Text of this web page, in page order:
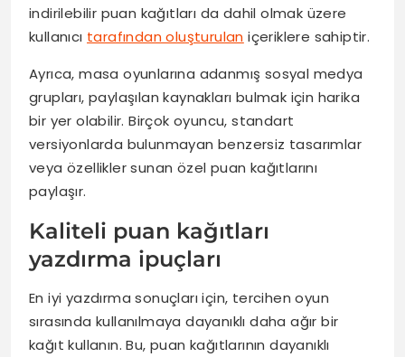
indirilebilir puan kağıtları da dahil olmak üzere
kullanıcı tarafından oluşturulan içeriklere sahiptir.
Ayrıca, masa oyunlarına adanmış sosyal medya
grupları, paylaşılan kaynakları bulmak için harika
bir yer olabilir. Birçok oyuncu, standart
versiyonlarda bulunmayan benzersiz tasarımlar
veya özellikler sunan özel puan kağıtlarını
paylaşır.
Kaliteli puan kağıtları
yazdırma ipuçları
En iyi yazdırma sonuçları için, tercihen oyun
sırasında kullanılmaya dayanıklı daha ağır bir
kağıt kullanın. Bu, puan kağıtlarının dayanıklı